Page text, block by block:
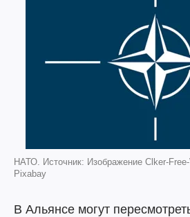
НАТО. Источник: Изображение Clker-
Pixabay
В Альянсе могут